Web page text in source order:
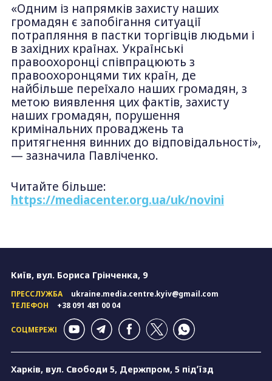
«Одним із напрямків захисту наших
громадян є запобігання ситуації
потрапляння в пастки торгівців людьми і
в західних країнах. Українські
правоохоронці співпрацюють з
правоохоронцями тих країн, де
найбільше переїхало наших громадян, з
метою виявлення цих фактів, захисту
наших громадян, порушення
кримінальних проваджень та
притягнення винних до відповідальності»,
— зазначила Павліченко.
Читайте більше:
https://mediacenter.org.ua/uk/novini
Київ, вул. Бориса Грінченка, 9
ПРЕССЛУЖБА
ukraine.media.centre.kyiv@gmail.com
ТЕЛЕФОН
+38 091 481 00 04
СОЦМЕРЕЖІ
Харків, вул. Свободи 5, Держпром, 5 підʼїзд